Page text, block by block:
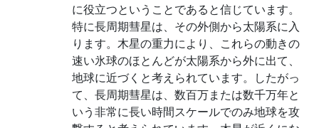
に役立つということであると信じています。
特に長周期彗星は、その外側から太陽系に入
ります。木星の重力により、これらの動きの
速い氷球のほとんどが太陽系から外に出て、
地球に近づくと考えられています。したがっ
て、長周期彗星は、数百万または数千万年と
いう非常に長い時間スケールでのみ地球を攻